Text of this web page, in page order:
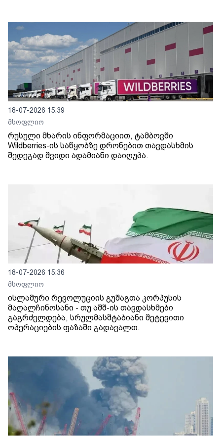
18-07-2026 15:39
მსოფლიო
რუსული მხარის ინფორმაციით, ტამბოვში
Wildberries-ის საწყობზე დრონებით თავდასხმის
შედეგად შვიდი ადამიანი დაიღუპა.
18-07-2026 15:36
მსოფლიო
ისლამური რევოლუციის გუშაგთა კორპუსის
მაღალჩინოსანი - თუ აშშ-ის თავდასხმები
გაგრძელდება, სრულმასშტაბიანი შეტევითი
ოპერაციების ფაზაში გადავალთ.